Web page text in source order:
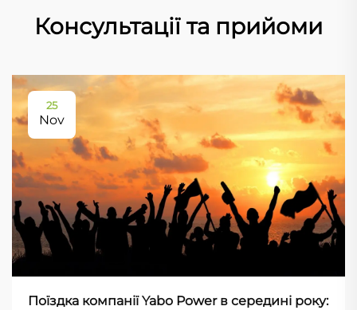
Консультації та прийоми
25
Nov
Поїздка компанії Yabo Power в середині року: